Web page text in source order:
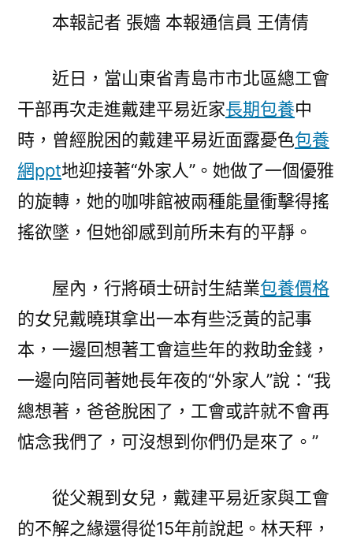
本報記者 張嬙 本報通信員 王倩倩
近日，當山東省青島市市北區總工會
干部再次走進戴建平易近家長期包養中
時，曾經脫困的戴建平易近面露憂色包養
網ppt地迎接著“外家人”。她做了一個優雅
的旋轉，她的咖啡館被兩種能量衝擊得搖
搖欲墜，但她卻感到前所未有的平靜。
屋內，行將碩士研討生結業包養價格
的女兒戴曉琪拿出一本有些泛黃的記事
本，一邊回想著工會這些年的救助金錢，
一邊向陪同著她長年夜的“外家人”說：“我
總想著，爸爸脫困了，工會或許就不會再
惦念我們了，可沒想到你們仍是來了。”
從父親到女兒，戴建平易近家與工會
的不解之緣還得從15年前說起。林天秤，